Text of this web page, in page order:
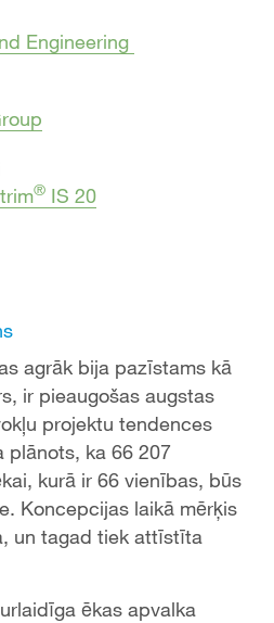
Engineering
® IS 20
agrāk bija pazīstams kā
ir pieaugošas augstas
projektu tendences
plānots, ka 66 207
kurā ir 66 vienības, būs
Koncepcijas laikā mērķis
un tagad tiek attīstīta
ēkas apvalka